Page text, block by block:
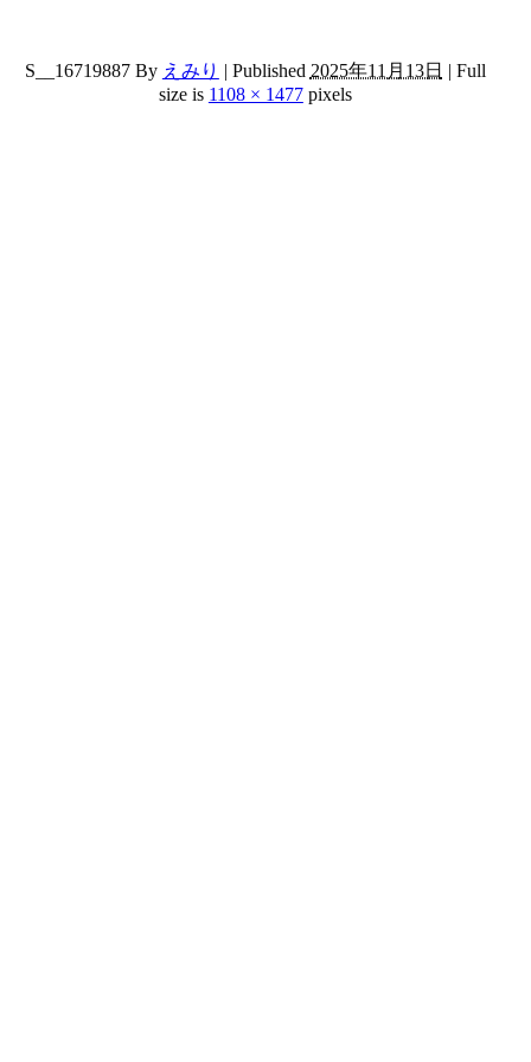
S__16719887 By えみり | Published 2025年11月13日 | Full
size is 1108 × 1477pixels